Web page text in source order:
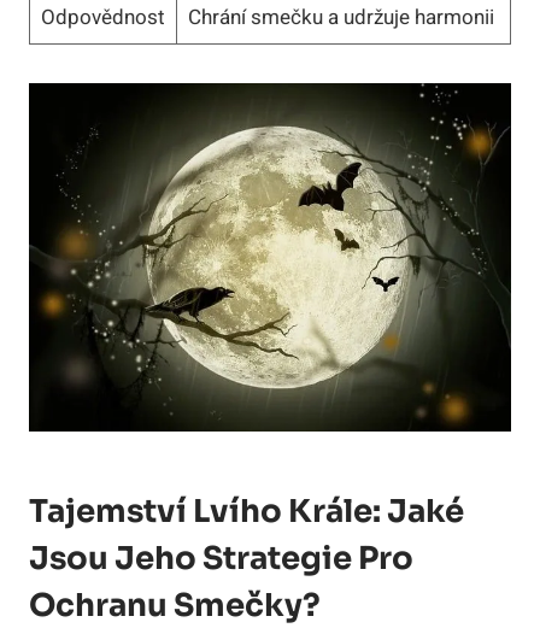
Odpovědnost
Chrání smečku a udržuje harmonii
Tajemství Lvího Krále: Jaké
Jsou Jeho Strategie Pro
Ochranu Smečky?